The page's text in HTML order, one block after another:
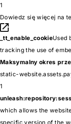
1
Dowiedz się więcej na
_tt_enable_cookieUsed
tracking the use of
Maksymalny okres
static-
1
which allows the
specific version of the